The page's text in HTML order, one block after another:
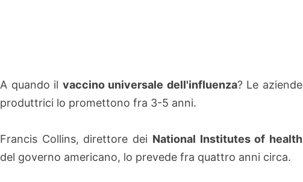
A quando il vaccino universale dell'influenza? Le aziende
produttrici lo promettono fra 3-5 anni.
Francis Collins, direttore dei National Institutes of health
del governo americano, lo prevede fra quattro anni circa.